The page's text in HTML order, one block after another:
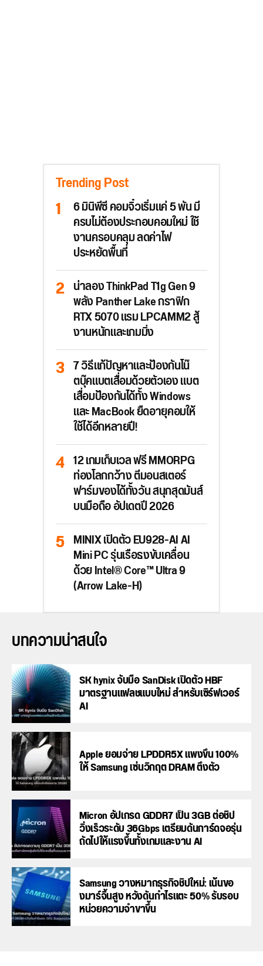
Trending Post
6 มินิพีซี คอมจิ๋วเริ่มแค่ 5 พัน มี
ครบไม่ต้องประกอบคอมใหม่ ใช้
งานครอบคลุม ลดค่าไฟ
ประหยัดพื้นที่
น่าลอง ThinkPad T1g Gen 9
พลัง Panther Lake กราฟิก
RTX 5070 แรม LPCAMM2 สู้
งานหนักและเกมมิ่ง
7 วิธีแก้ปัญหาและป้องกันโน๊
ตบุ๊คแบตเสื่อมด้วยตัวเอง แบต
เสื่อมป้องกันได้ทั้ง Windows
และ MacBook ยืดอายุคอมให้
ใช้ได้อีกหลายปี!
12 เกมเก็บเวล ฟรี MMORPG
ท่องโลกกว้าง ตีมอนสเตอร์
ฟาร์มของได้ทั้งวัน สนุกสุดมันส์
บนมือถือ อัปเดตปี 2026
MINIX เปิดตัว EU928-AI AI
Mini PC รุ่นเรือธงขับเคลื่อน
ด้วย Intel® Core™ Ultra 9
(Arrow Lake-H)
บทความน่าสนใจ
SK hynix จับมือ SanDisk เปิดตัว HBF
มาตรฐานแฟลชแบบใหม่ สำหรับเซิร์ฟเวอร์
AI
Apple ยอมจ่าย LPDDR5X แพงขึ้น 100%
ให้ Samsung เซ่นวิกฤต DRAM ตึงตัว
Micron อัปเกรด GDDR7 เป็น 3GB ต่อชิป
วิ่งเร็วระดับ 36Gbps เตรียมดันการ์ดจอรุ่น
ถัดไปให้แรงขึ้นทั้งเกมและงาน AI
Samsung วางหมากธุรกิจชิปใหม่: เน้นขอ
งมาร์จิ้นสูง หวังดันกำไรแตะ 50% รับรอบ
หน่วยความจำขาขึ้น